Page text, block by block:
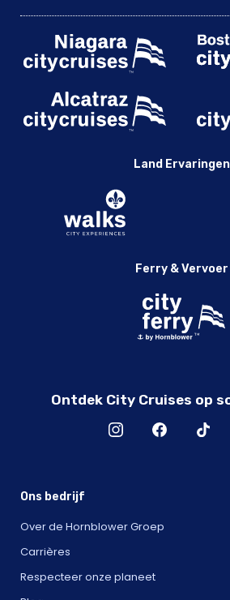
Land Ervaringen
Ferry & Vervoer
Ontdek City Cruises op
Ons bedrijf
Over de Hornblower Groep
Carrières
Respecteer onze planeet